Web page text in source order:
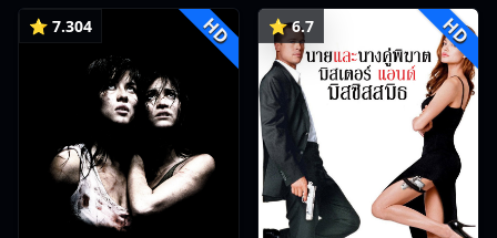
⭐ 7.304 HD ⭐ 6.7 HD